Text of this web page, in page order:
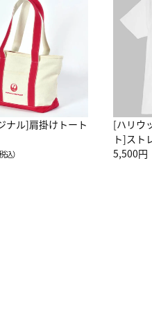
ナル]肩掛けトート
込）
[ハリウ
ト]スト
ーネッ
5,500円